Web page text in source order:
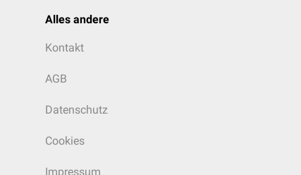
Alles andere
Kontakt
AGB
Datenschutz
Cookies
Impressum